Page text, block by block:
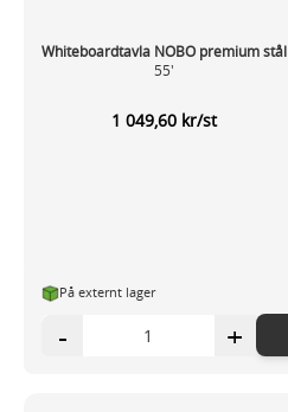
Whiteboardtavla NOBO premium stål
55'
1 049,60 kr/st
På externt lager
- +